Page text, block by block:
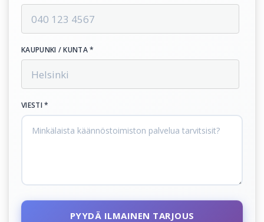
KAUPUNKI / KUNTA *
VIESTI *
PYYDÄ ILMAINEN TARJOUS